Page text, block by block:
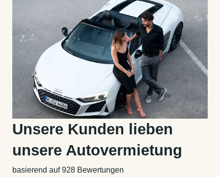
Unsere Kunden lieben
unsere Autovermietung
basierend auf 928 Bewertungen